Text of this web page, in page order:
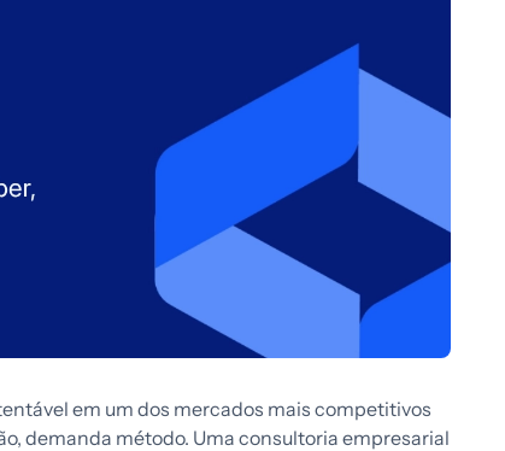
em um dos mercados mais competitivos
demanda método. Uma consultoria empresarial